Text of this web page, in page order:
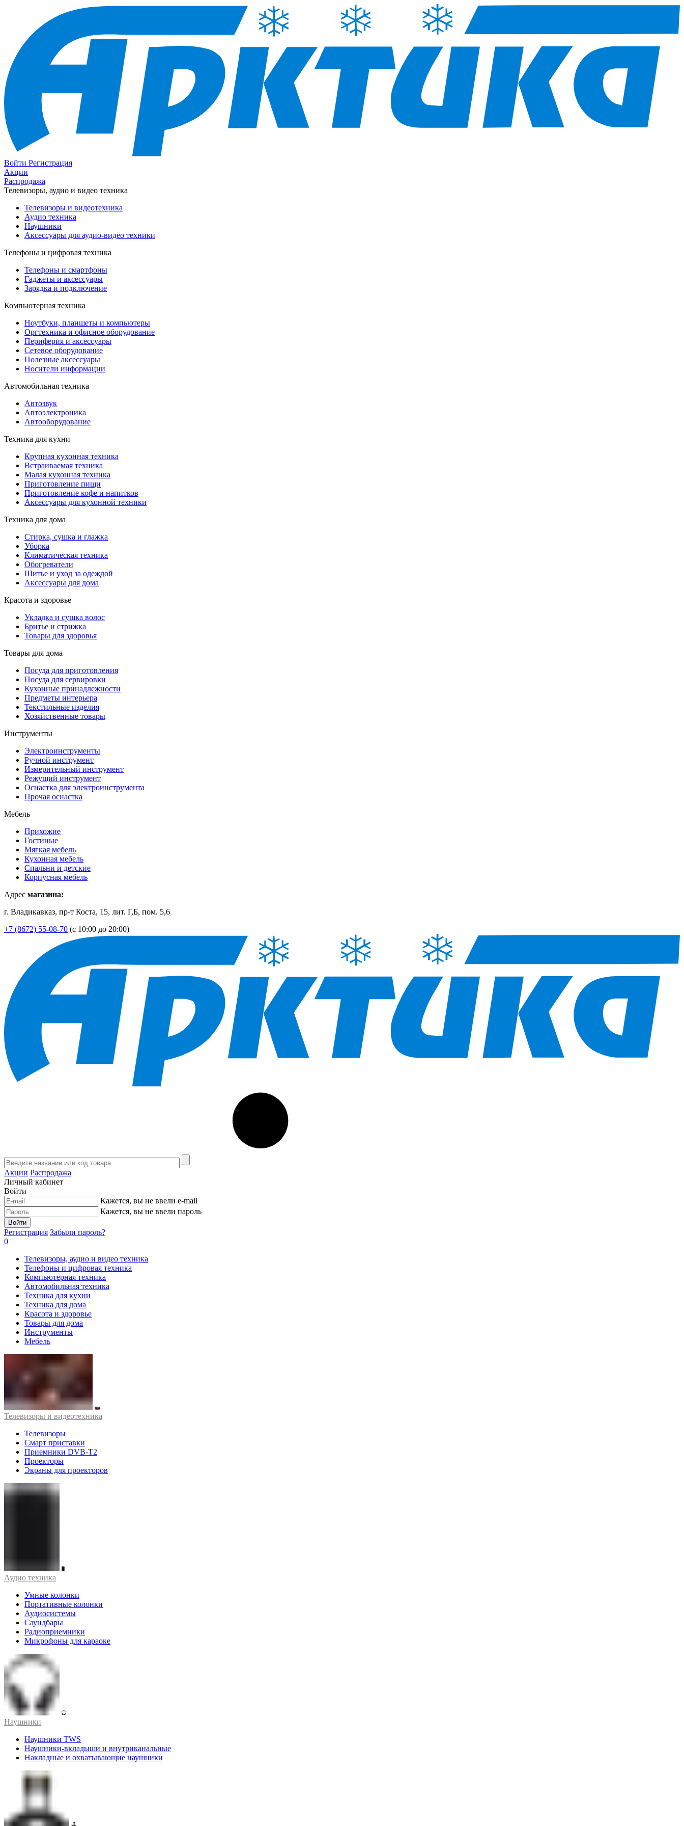
Войти Регистрация
Акции
Распродажа
Телевизоры, аудио и видео техника
Телевизоры и видеотехника
Аудио техника
Наушники
Аксессуары для аудио-видео техники
Телефоны и цифровая техника
Телефоны и смартфоны
Гаджеты и аксессуары
Зарядка и подключение
Компьютерная техника
Ноутбуки, планшеты и компьютеры
Оргтехника и офисное оборудование
Периферия и аксессуары
Cетевое оборудование
Полезные аксессуары
Носители информации
Автомобильная техника
Автозвук
Автоэлектроника
Автооборудование
Техника для кухни
Крупная кухонная техника
Встраиваемая техника
Малая кухонная техника
Приготовление пищи
Приготовление кофе и напитков
Аксессуары для кухонной техники
Техника для дома
Стирка, сушка и глажка
Уборка
Климатическая техника
Обогреватели
Шитье и уход за одеждой
Аксессуары для дома
Красота и здоровье
Укладка и сушка волос
Бритье и стрижка
Товары для здоровья
Товары для дома
Посуда для приготовления
Посуда для сервировки
Кухонные принадлежности
Предметы интерьера
Текстильные изделия
Хозяйственные товары
Инструменты
Электроинструменты
Ручной инструмент
Измерительный инструмент
Режущий инструмент
Оснастка для электроинструмента
Прочая оснастка
Мебель
Прихожие
Гостиные
Мягкая мебель
Кухонная мебель
Спальни и детские
Корпусная мебель
Адрес магазина:
г. Владикавказ, пр-т Коста, 15, лит. Г,Б, пом. 5,6
+7 (8672) 55-08-70 (с 10:00 до 20:00)
Акции Распродажа
Личный кабинет
Войти
Кажется, вы не ввели e-mail
Кажется, вы не ввели пароль
Войти
Регистрация Забыли пароль?
0
Телевизоры, аудио и видео техника
Телефоны и цифровая техника
Компьютерная техника
Автомобильная техника
Техника для кухни
Техника для дома
Красота и здоровье
Товары для дома
Инструменты
Мебель
Телевизоры и видеотехника
Телевизоры
Смарт приставки
Приемники DVB-T2
Проекторы
Экраны для проекторов
Аудио техника
Умные колонки
Портативные колонки
Аудиосистемы
Саундбары
Радиоприемники
Микрофоны для караоке
Наушники
Наушники TWS
Наушники-вкладыши и внутриканальные
Накладные и охватывающие наушники